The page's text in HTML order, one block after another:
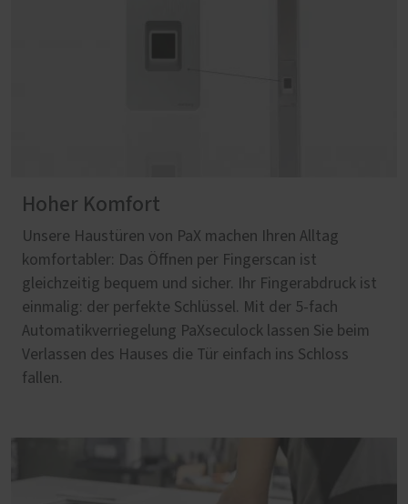
Hoher Komfort
Unsere Haustüren von PaX machen Ihren Alltag
komfortabler: Das Öffnen per Fingerscan ist
gleichzeitig bequem und sicher. Ihr Fingerabdruck ist
einmalig: der perfekte Schlüssel. Mit der 5-fach
Automatikverriegelung PaXseculock lassen Sie beim
Verlassen des Hauses die Tür einfach ins Schloss
fallen.